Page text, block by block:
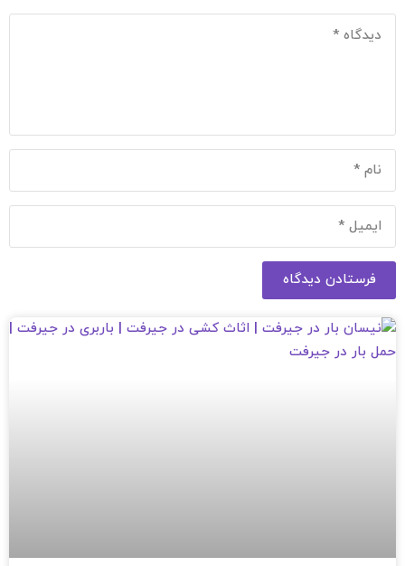
فرستادن دیدگاه